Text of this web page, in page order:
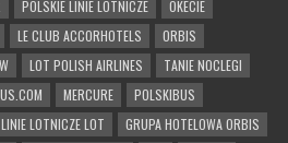
POLSKIE LINIE LOTNICZE
OKECIE
LE CLUB ACCORHOTELS
ORBIS
LOT POLISH AIRLINES
TANIE NOCLEGI
MERCURE
POLSKIBUS
LOTNICZE LOT
GRUPA HOTELOWA ORBIS